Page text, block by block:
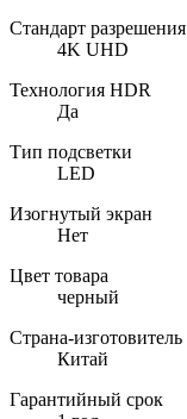
Стандарт разрешения
4K UHD
Технология HDR
Да
Тип подсветки
LED
Изогнутый экран
Нет
Цвет товара
черный
Страна-изготовитель
Китай
Гарантийный срок